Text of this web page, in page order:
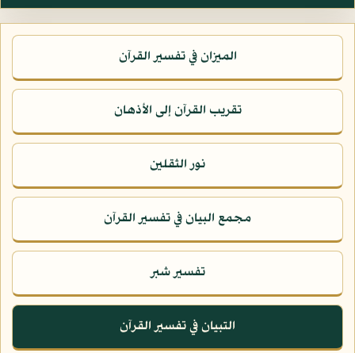
الميزان في تفسير القرآن
تقريب القرآن إلى الأذهان
نور الثقلين
مجمع البيان في تفسير القرآن
تفسير شبر
التبيان في تفسير القرآن